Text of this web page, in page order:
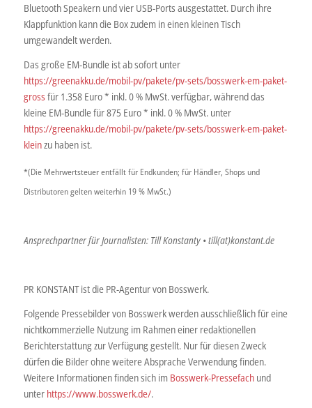
Bluetooth Speakern und vier USB-Ports ausgestattet. Durch ihre
Klappfunktion kann die Box zudem in einen kleinen Tisch
umgewandelt werden.
Das große EM-Bundle ist ab sofort unter
https://greenakku.de/mobil-pv/pakete/pv-sets/bosswerk-em-paket-
gross für 1.358 Euro * inkl. 0 % MwSt. verfügbar, während das
kleine EM-Bundle für 875 Euro * inkl. 0 % MwSt. unter
https://greenakku.de/mobil-pv/pakete/pv-sets/bosswerk-em-paket-
kleinzu haben ist.
*(Die Mehrwertsteuer entfällt für Endkunden; für Händler, Shops und
Distributoren gelten weiterhin 19 % MwSt.)
Ansprechpartner für Journalisten: Till Konstanty • till(at)konstant.de
PR KONSTANT ist die PR-Agentur von Bosswerk.
Folgende Pressebilder von Bosswerk werden ausschließlich für eine
nichtkommerzielle Nutzung im Rahmen einer redaktionellen
Berichterstattung zur Verfügung gestellt. Nur für diesen Zweck
dürfen die Bilder ohne weitere Absprache Verwendung finden.
Weitere Informationen finden sich im Bosswerk-Pressefachund
unter https://www.bosswerk.de/.